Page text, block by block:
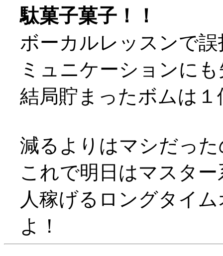
駄菓子菓子！！
ボーカルレッスンで
ミュニケーションに
結局貯まったボムは
減るよりはマシだっ
これで明日はマスタ
人稼げるロングタイ
よ！